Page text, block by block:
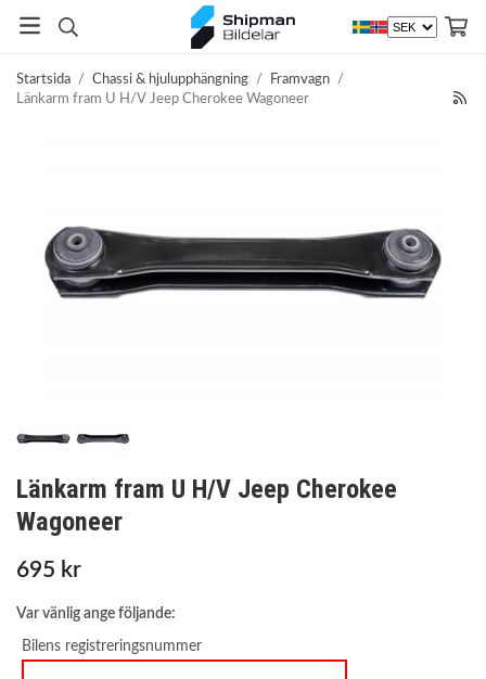
Startsida / Chassi & hjulupphängning / Framvagn /
Länkarm fram U H/V Jeep Cherokee Wagoneer
Länkarm fram U H/V Jeep Cherokee
Wagoneer
695 kr
Var vänlig ange följande:
Bilens registreringsnummer